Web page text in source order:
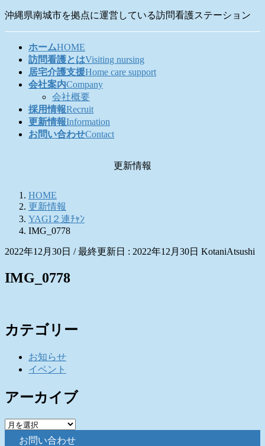
コ
ナ
沖縄県南城市を拠点に運営している訪問看護ステーション
ホームHOME
訪問看護とはVisiting nursing
居宅介護支援Home care support
会社案内Company
会社概要
採用情報Recruit
更新情報Information
お問い合わせContact
更新情報
HOME
更新情報
YAGI２連ﾁｬﾝ
IMG_0778
2022年12月30日 / 最終更新日 : 2022年12月30日 KotaniAtsushi
IMG_0778
カテゴリー
お知らせ
イベント
アーカイブ
ア
お問い合わせ